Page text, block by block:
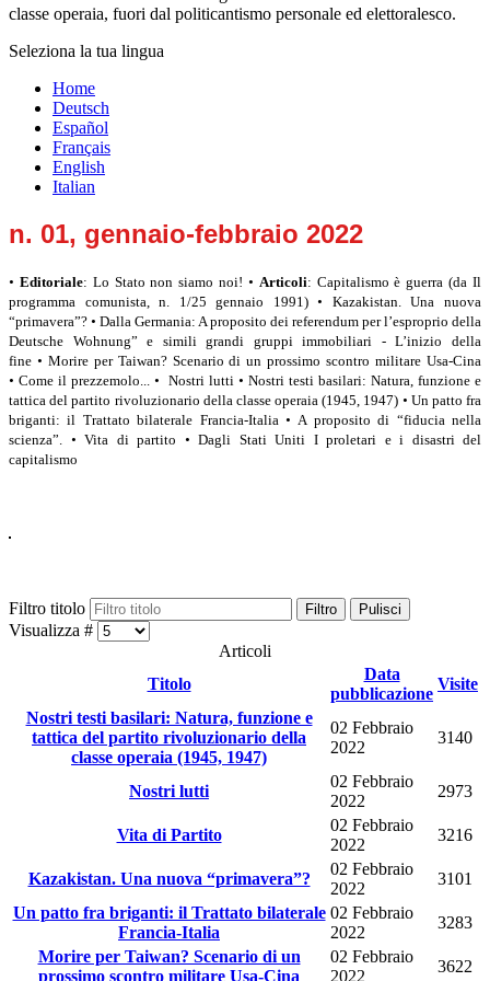
classe operaia, fuori dal politicantismo personale ed elettoralesco.
Seleziona la tua lingua
Home
Deutsch
Español
Français
English
Italian
n. 01, gennaio-febbraio 2022
• Editoriale: Lo Stato non siamo noi! • Articoli: Capitalismo è guerra (da Il
programma comunista, n. 1/25 gennaio 1991) • Kazakistan. Una nuova
“primavera”? • Dalla Germania: A proposito dei referendum per l’esproprio della
Deutsche Wohnung” e simili grandi gruppi immobiliari -L’inizio della
fine • Morire per Taiwan? Scenario di un prossimo scontro militare Usa-Cina
• Come il prezzemolo... • Nostri lutti • Nostri testi basilari: Natura, funzione e
tattica del partito rivoluzionario della classe operaia (1945, 1947) • Un patto fra
briganti: il Trattato bilaterale Francia-Italia • A proposito di “fiducia nella
scienza”. • Vita di partito • Dagli Stati Uniti I proletari e i disastri del
capitalismo
Filtro titolo Filtro Pulisci
Visualizza #
Articoli
Titolo
Data
pubblicazione
Visite
Nostri testi basilari: Natura, funzione e
tattica del partito rivoluzionario della
classe operaia (1945, 1947)
02 Febbraio
2022
3140
Nostri lutti
02 Febbraio
2022
2973
Vita di Partito
02 Febbraio
2022
3216
Kazakistan. Una nuova “primavera”?
02 Febbraio
2022
3101
Un patto fra briganti: il Trattato bilaterale
Francia-Italia
02 Febbraio
2022
3283
Morire per Taiwan? Scenario di un
prossimo scontro militare Usa-Cina
02 Febbraio
2022
3622